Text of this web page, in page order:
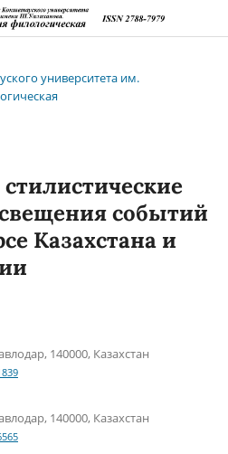
университета им.
событий
Казахстана и
140000, Казахстан
140000, Казахстан